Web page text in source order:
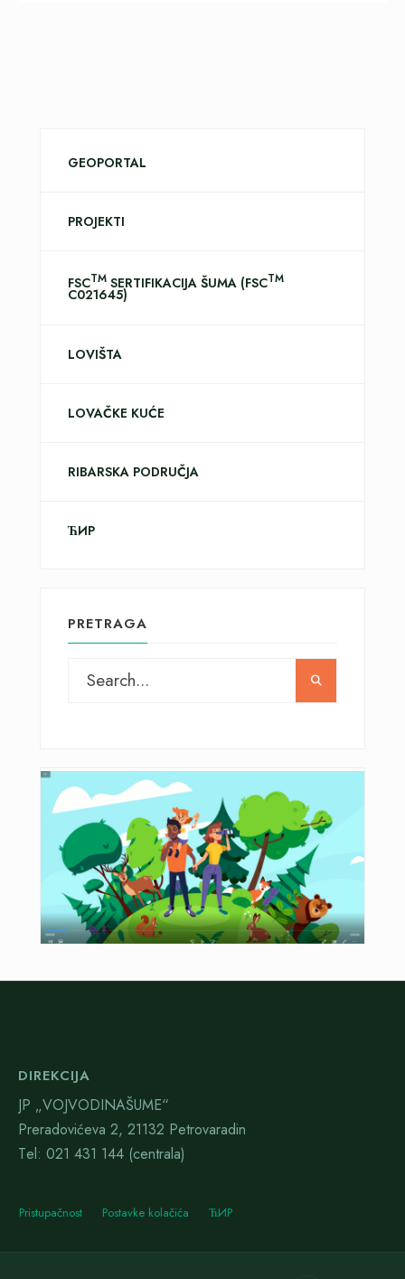
GEOPORTAL
PROJEKTI
FSCTM SERTIFIKACIJA ŠUMA (FSCTM
C021645)
LOVIŠTA
LOVAČKE KUĆE
RIBARSKA PODRUČJA
ЋИР
PRETRAGA
DIREKCIJA
JP „VOJVODINAŠUME“
Preradovićeva 2, 21132 Petrovaradin
Тel: 021 431 144 (centrala)
Pristupačnost Postavke kolačića ЋИР